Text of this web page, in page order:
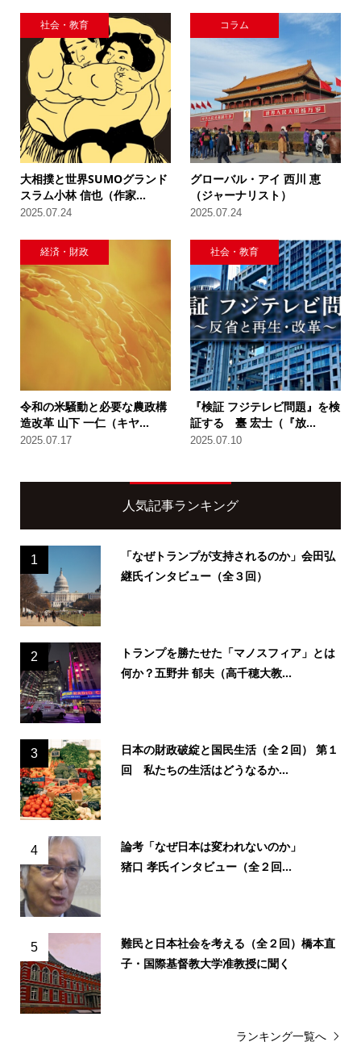
社会・教育
大相撲と世界SUMOグランド
スラム小林 信也（作家...
2025.07.24
コラム
グローバル・アイ 西川 恵
（ジャーナリスト）
2025.07.24
経済・財政
令和の米騒動と必要な農政構
造改革 山下 一仁（キヤ...
2025.07.17
社会・教育
『検証 フジテレビ問題』を検
証する 臺 宏士（『放...
2025.07.10
人気記事ランキング
1
「なぜトランプが支持されるのか」会田弘
継氏インタビュー（全３回）
2
トランプを勝たせた「マノスフィア」とは
何か？五野井 郁夫（高千穂大教...
3
日本の財政破綻と国民生活（全２回） 第１
回 私たちの生活はどうなるか...
4
論考「なぜ日本は変われないのか」
猪口 孝氏インタビュー（全２回...
5
難民と日本社会を考える（全２回）橋本直
子・国際基督教大学准教授に聞く
ランキング一覧へ